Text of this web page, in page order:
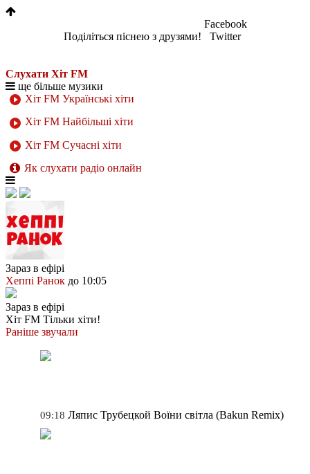
Поділіться піснею з друзями!
Facebook
Twitter
Слухати Хіт FM
ще більше музики
Хіт FM Українські хіти
Хіт FM Найбільші хіти
Хіт FM Сучасні хіти
Як слухати радіо онлайн
Зараз в ефірі
Хеппі Ранок до 10:05
Зараз в ефірі
Хіт FM Тільки хіти!
Раніше звучали
09:18 Ляпис Трубецкой Воїни світла (Bakun Remix)